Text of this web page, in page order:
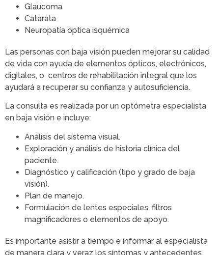
Glaucoma
Catarata
Neuropatía óptica isquémica
Las personas con baja visión pueden mejorar su calidad
de vida con ayuda de elementos ópticos, electrónicos,
digitales, o centros de rehabilitación integral que los
ayudará a recuperar su confianza y autosuficiencia.
La consulta es realizada por un optómetra especialista
en baja visión e incluye:
Análisis del sistema visual.
Exploración y análisis de historia clínica del
paciente.
Diagnóstico y calificación (tipo y grado de baja
visión).
Plan de manejo.
Formulación de lentes especiales, filtros
magnificadores o elementos de apoyo.
Es importante asistir a tiempo e informar al especialista
de manera clara y veraz los síntomas y antecedentes